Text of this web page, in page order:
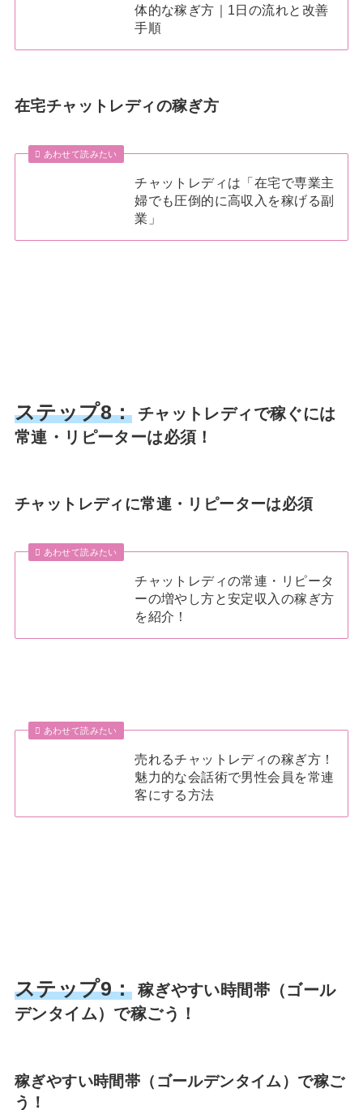
体的な稼ぎ方｜1日の流れと改善
手順
在宅チャットレディの稼ぎ方
あわせて読みたい
チャットレディは「在宅で専業主
婦でも圧倒的に高収入を稼げる副
業」
ステップ8： チャットレディで稼ぐには
常連・リピーターは必須！
チャットレディに常連・リピーターは必須
あわせて読みたい
チャットレディの常連・リピータ
ーの増やし方と安定収入の稼ぎ方
を紹介！
あわせて読みたい
売れるチャットレディの稼ぎ方！
魅力的な会話術で男性会員を常連
客にする方法
ステップ9： 稼ぎやすい時間帯（ゴール
デンタイム）で稼ごう！
稼ぎやすい時間帯（ゴールデンタイム）で稼ご
う！